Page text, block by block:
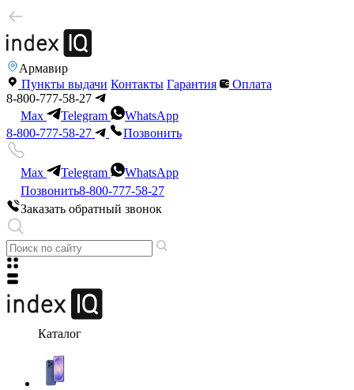
Армавир
Пункты выдачи Контакты Гарантия
Оплата
8-800-777-58-27
Max
Telegram
WhatsApp
8-800-777-58-27
Позвонить
Max Telegram
WhatsApp
Позвонить8-800-777-58-27
Заказать обратный звонок
Каталог